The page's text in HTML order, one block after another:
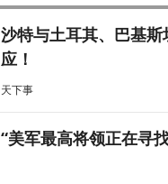
沙特与土耳其、巴基
应！
天下事
“美军最高将领正在寻